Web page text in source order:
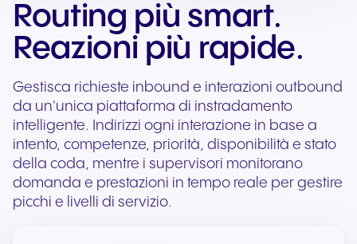
Routing più smart.
Reazioni più rapide.
Gestisca richieste inbound e interazioni outbound
da un'unica piattaforma di instradamento
intelligente. Indirizzi ogni interazione in base a
intento, competenze, priorità, disponibilità e stato
della coda, mentre i supervisori monitorano
domanda e prestazioni in tempo reale per gestire
picchi e livelli di servizio.